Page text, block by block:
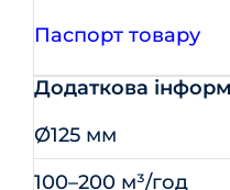
Паспорт товару
Додаткова
Ø125 мм
100–200 м³/год